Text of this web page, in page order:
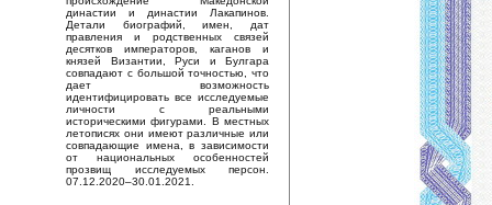
династии и династии Лакапинов.
Детали биографий, имен, дат
правления и родственных связей
десятков императоров, каганов и
князей Византии, Руси и Булгара
совпадают с большой точностью, что
дает возможность
идентифицировать все исследуемые
личности с реальными
историческими фигурами. В местных
летописях они имеют различные или
совпадающие имена, в зависимости
от национальных особенностей
прозвищ исследуемых персон.
07.12.2020–30.01.2021.